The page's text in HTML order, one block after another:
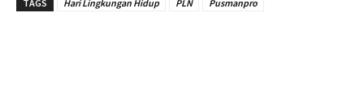
TAGS Hari Lingkungan Hidup PLN Pusmanpro